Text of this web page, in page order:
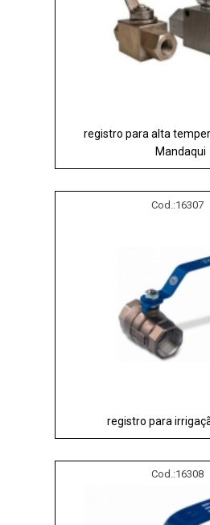
registro para alta
Mandaqui
Cod.:16307
registro para
Cod.:16308